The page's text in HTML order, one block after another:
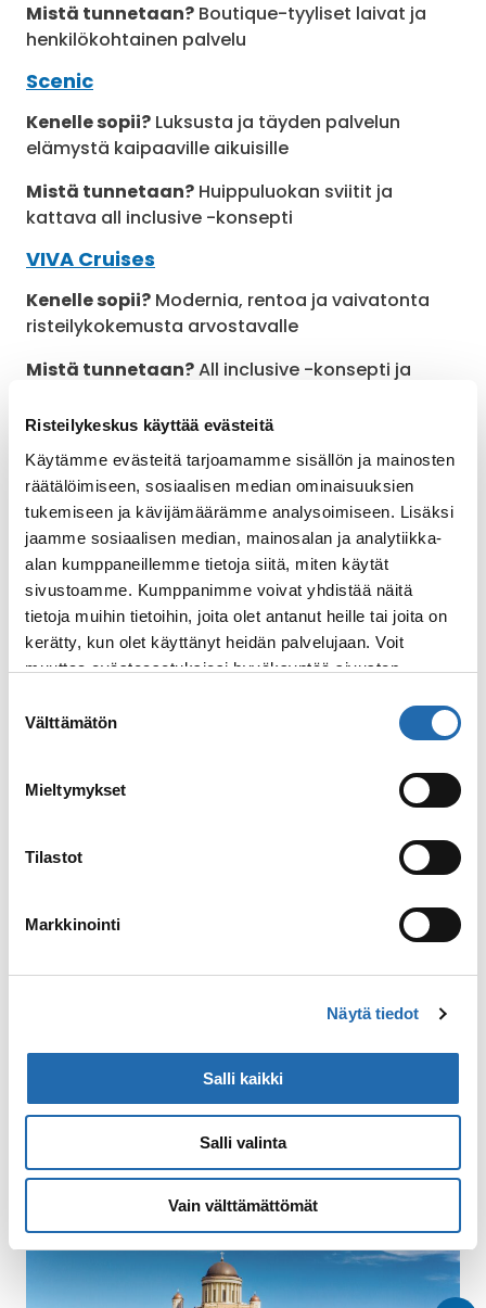
Risteilykeskus käyttää evästeitä
Käytämme evästeitä tarjoamamme sisällön ja mainosten
räätälöimiseen, sosiaalisen median ominaisuuksien
tukemiseen ja kävijämäärämme analysoimiseen. Lisäksi
jaamme sosiaalisen median, mainosalan ja analytiikka-
alan kumppaneillemme tietoja siitä, miten käytät
sivustoamme. Kumppanimme voivat yhdistää näitä
tietoja muihin tietoihin, joita olet antanut heille tai joita on
kerätty, kun olet käyttänyt heidän palvelujaan. Voit
muuttaa evästeasetuksiesi hyväksyntää sivuston
valinta
Välttämätön
Mieltymykset
Tilastot
Markkinointi
Näytä tiedot
Salli kaikki
Salli valinta
Vain välttämättömät
Mistä tunnetaan? Boutique-tyyliset laivat ja
henkilökohtainen palvelu
Scenic
Kenelle sopii? Luksusta ja täyden palvelun
elämystä kaipaaville aikuisille
Mistä tunnetaan? Huippuluokan sviitit ja
kattava all inclusive -konsepti
VIVA Cruises
Kenelle sopii? Modernia, rentoa ja vaivatonta
risteilykokemusta arvostavalle
Mistä tunnetaan?All inclusive -konsepti ja
Löydä sopiva kohde
Rein
Löydä sopiva varustamo
CroisiEurope